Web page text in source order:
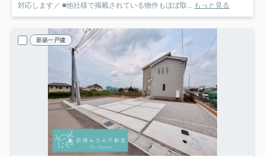
対応します／ ■他社様で掲載されている物件もほぼ取... もっと見る
新築一戸建